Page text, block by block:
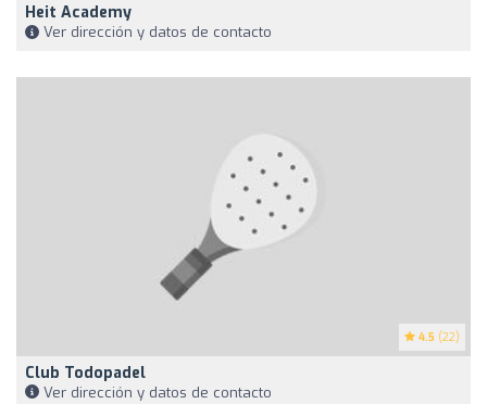
Heit Academy
Ver dirección y datos de contacto
4.5 (22)
Club Todopadel
Ver dirección y datos de contacto